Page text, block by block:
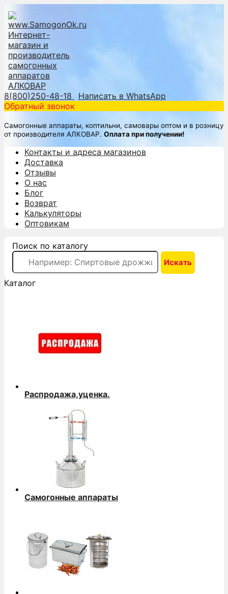
8(800)250-48-18
Написать в WhatsApp
Обратный звонок
Самогонные аппараты, коптильни, самовары оптом и в розницу
от производителя АЛКОВАР. Оплата при получении!
Контакты и адреса магазинов
Доставка
Отзывы
О нас
Блог
Возврат
Калькуляторы
Оптовикам
Поиск по каталогу
Каталог
Распродажа,уценка.
Самогонные аппараты